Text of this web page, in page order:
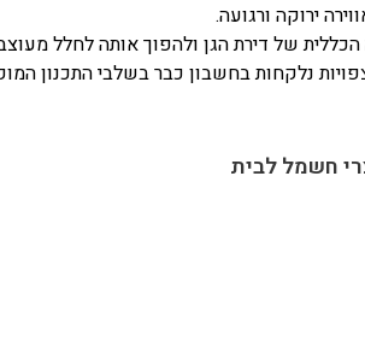
ירוקה ורגועה.
הכללית של דירת הגן ולהפוך אותה לחלל
נלקחות בחשבון כבר בשלבי התכנון
חשמל לבית